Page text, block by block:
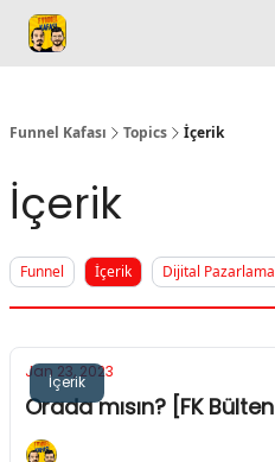
Funnel Kafası Topics İçerik
İçerik
Funnel İçerik Dijital Pazarlama
İçerik
Jan 23, 2023
Orada mısın? [FK